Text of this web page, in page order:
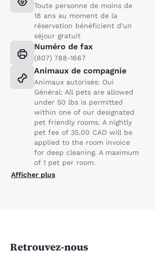
Toute personne de moins de
18 ans au moment de la
réservation bénéficient d'un
séjour gratuit
Numéro de fax
(807) 788-1667
Animaux de compagnie
Animaux autorisés: Oui
Général: All pets are allowed
under 50 lbs is permitted
within one of our designated
pet friendly rooms. A nightly
pet fee of 35.00 CAD will be
applied to the room invoice
for deep cleaning. A maximum
of 1 pet per room.
Afficher plus
Retrouvez-nous